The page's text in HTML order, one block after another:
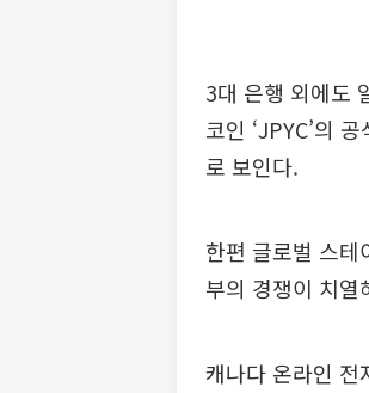
3대 은행 외에도
코인 ‘JPYC’의
로 보인다.
한편 글로벌 스
부의 경쟁이 치열
캐나다 온라인 전